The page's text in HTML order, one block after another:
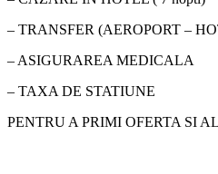
– TRANSFER (AEROPORT –
– ASIGURAREA MEDICALA
– TAXA DE STATIUNE
PENTRU A PRIMI OFERTA SI